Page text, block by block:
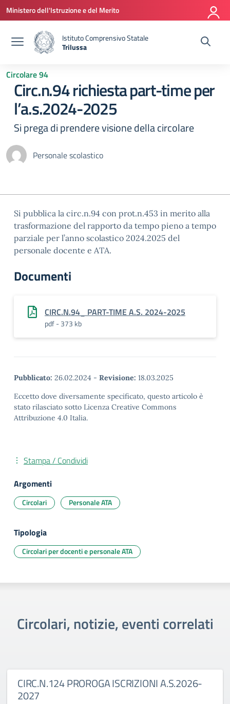
Vai ai contenuti
Vai al menu di navigazione
Vai al footer
Ministero dell'Istruzione e del Merito
Istituto Comprensivo Statale
Trilussa
Circolare 94
Circ.n.94 richiesta part-time per
l’a.s.2024-2025
Si prega di prendere visione della circolare
Personale scolastico
Si pubblica la circ.n.94 con prot.n.453 in merito alla
trasformazione del rapporto da tempo pieno a tempo
parziale per l’anno scolastico 2024.2025 del
personale docente e ATA.
Documenti
CIRC.N.94_ PART-TIME A.S. 2024-2025
pdf - 373 kb
Pubblicato: 26.02.2024 - Revisione: 18.03.2025
Eccetto dove diversamente specificato, questo articolo è
stato rilasciato sotto Licenza Creative Commons
Attribuzione 4.0 Italia.
Stampa / Condividi
Argomenti
Circolari Personale ATA
Tipologia
Circolari per docenti e personale ATA
Circolari, notizie, eventi correlati
CIRC.N.124 PROROGA ISCRIZIONI A.S.2026-
2027